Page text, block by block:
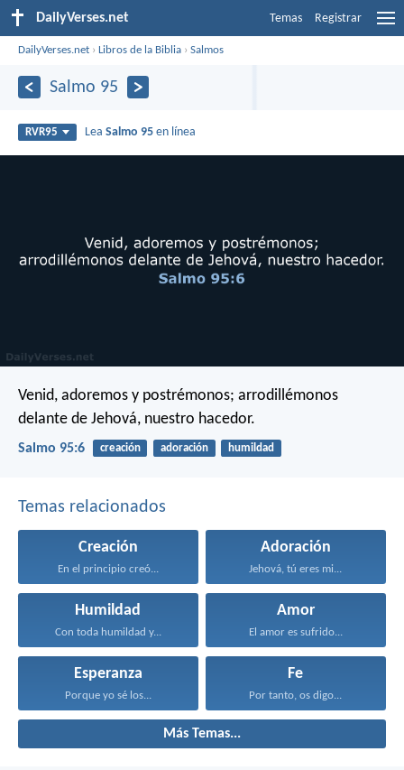
DailyVerses.net Temas Registrar
DailyVerses.net ›Libros de la Biblia ›Salmos
Salmo 95
RVR95 LeaSalmo 95 en línea
Venid, adoremos y postrémonos; arrodillémonos
delante de Jehová, nuestro hacedor.
Salmo 95:6 creación adoración humildad
Temas relacionados
Creación
En el principio creó...
Adoración
Jehová, tú eres mi...
Humildad
Con toda humildad y...
Amor
El amor es sufrido...
Esperanza
Porque yo sé los...
Fe
Por tanto, os digo...
Más Temas...